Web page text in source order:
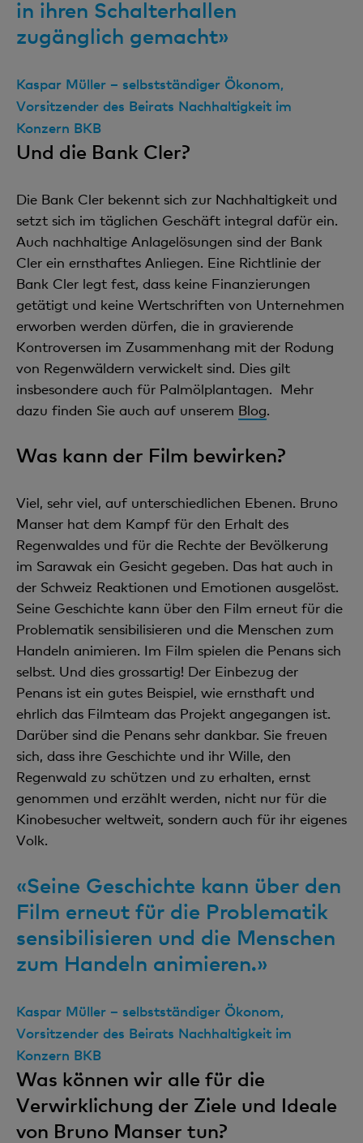
in ihren Schalterhallen
zugänglich gemacht»
Kaspar Müller – selbstständiger Ökonom,
Vorsitzender des Beirats Nachhaltigkeit im
Konzern BKB
Und die Bank Cler?
Die Bank Cler bekennt sich zur Nachhaltigkeit und
setzt sich im täglichen Geschäft integral dafür ein.
Auch nachhaltige Anlagelösungen sind der Bank
Cler ein ernsthaftes Anliegen. Eine Richtlinie der
Bank Cler legt fest, dass keine Finanzierungen
getätigt und keine Wertschriften von Unternehmen
erworben werden dürfen, die in gravierende
Kontroversen im Zusammenhang mit der Rodung
von Regenwäldern verwickelt sind. Dies gilt
insbesondere auch für Palmölplantagen. Mehr
dazu finden Sie auch auf unserem Blog.
Was kann der Film bewirken?
Viel, sehr viel, auf unterschiedlichen Ebenen. Bruno
Manser hat dem Kampf für den Erhalt des
Regenwaldes und für die Rechte der Bevölkerung
im Sarawak ein Gesicht gegeben. Das hat auch in
der Schweiz Reaktionen und Emotionen ausgelöst.
Seine Geschichte kann über den Film erneut für die
Problematik sensibilisieren und die Menschen zum
Handeln animieren. Im Film spielen die Penans sich
selbst. Und dies grossartig! Der Einbezug der
Penans ist ein gutes Beispiel, wie ernsthaft und
ehrlich das Filmteam das Projekt angegangen ist.
Darüber sind die Penans sehr dankbar. Sie freuen
sich, dass ihre Geschichte und ihr Wille, den
Regenwald zu schützen und zu erhalten, ernst
genommen und erzählt werden, nicht nur für die
Kinobesucher weltweit, sondern auch für ihr eigenes
Volk.
«Seine Geschichte kann über den
Film erneut für die Problematik
sensibilisieren und die Menschen
zum Handeln animieren.»
Kaspar Müller – selbstständiger Ökonom,
Vorsitzender des Beirats Nachhaltigkeit im
Konzern BKB
Was können wir alle für die
Verwirklichung der Ziele und Ideale
von Bruno Manser tun?